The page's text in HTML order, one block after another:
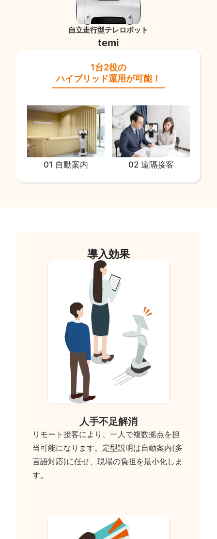
自立走行型テレロボット
temi
1台2役の
ハイブリッド運用が可能！
01 自動案内 02 遠隔接客
導入効果
人手不足解消
リモート接客により、一人で複数拠点を担
当可能になります。定型説明は自動案内(多
言語対応)に任せ、現場の負担を最小化しま
す。